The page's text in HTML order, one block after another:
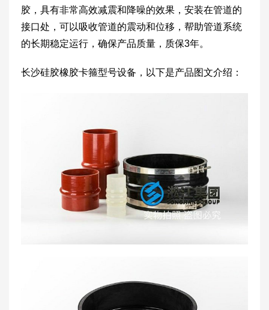
胶，具有非常高效减震和降噪的效果，安装在管道的
接口处，可以吸收管道的震动和位移，帮助管道系统
的长期稳定运行，确保产品质量，质保3年。
长沙硅胶橡胶卡箍型号设备，以下是产品图文介绍：